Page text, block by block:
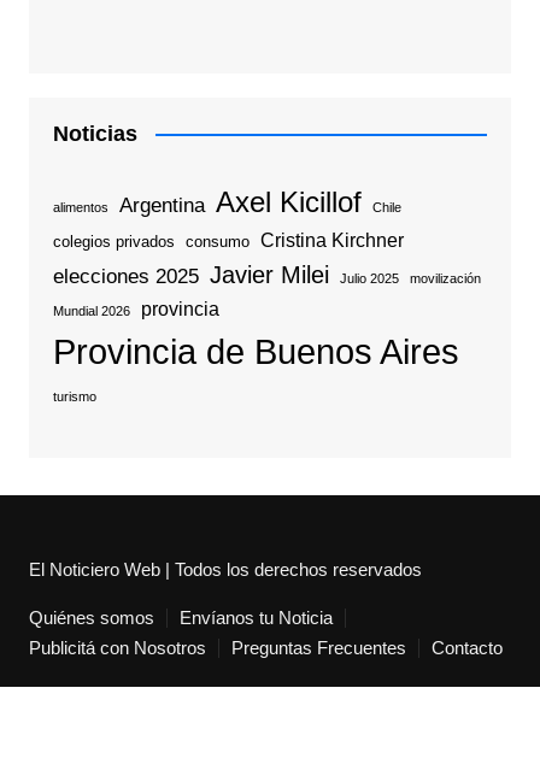
Noticias
alimentos Argentina Axel Kicillof Chile
colegios privados consumo Cristina Kirchner
elecciones 2025 Javier Milei Julio 2025 movilización
Mundial 2026 provincia
Provincia de Buenos Aires
turismo
El Noticiero Web | Todos los derechos reservados
Quiénes somos
Envíanos tu Noticia
Publicitá con Nosotros
Preguntas Frecuentes Contacto